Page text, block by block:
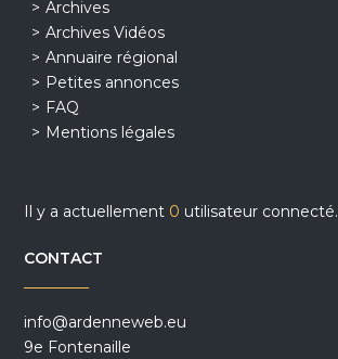
Archives
Archives Vidéos
Annuaire régional
Petites annonces
FAQ
Mentions légales
Il y a actuellement 0 utilisateur connecté.
CONTACT
info@ardenneweb.eu
9e Fontenaille